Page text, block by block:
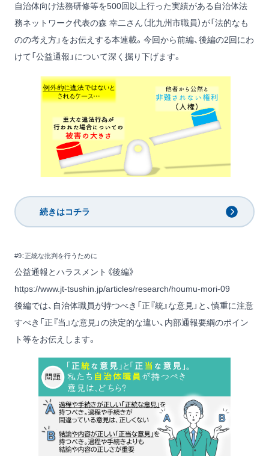
自治体向け法務研修等を500回以上行った実績がある自治体法
務ネットワーク代表の森 幸二さん（北九州市職員）が「法的なも
のの考え方」をお伝えする本連載。今回から前編、後編の2回にわ
けて「公益通報」について深く掘り下げます。
続きはコチラ
#9：正統な批判を行うために
公益通報とハラスメント《後編》
https://www.jt-tsushin.jp/articles/research/houmu-mori-09
後編では、自治体職員が持つべき「正『統』な意見」と、慎重に注意
すべき「正『当』な意見」の決定的な違い、内部通報要綱のポイン
ト等をお伝えします。